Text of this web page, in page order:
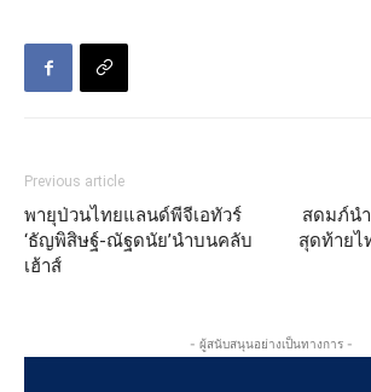
Previous article
พายุป่วนไทยแลนด์พีจีเอทัวร์
‘ธัญพิสิษฐ์-ณัฐดนัย’นำบนคลับ
เฮ้าส์
สดมภ์น
สุดท้ายไ
- ผู้สนับสนุนอย่างเป็นทางการ -